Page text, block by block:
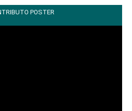
POSTER